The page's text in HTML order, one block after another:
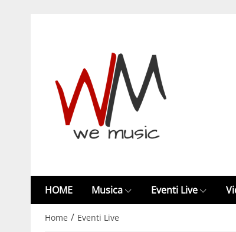
HOME Musica Eventi Live
Home / Eventi Live